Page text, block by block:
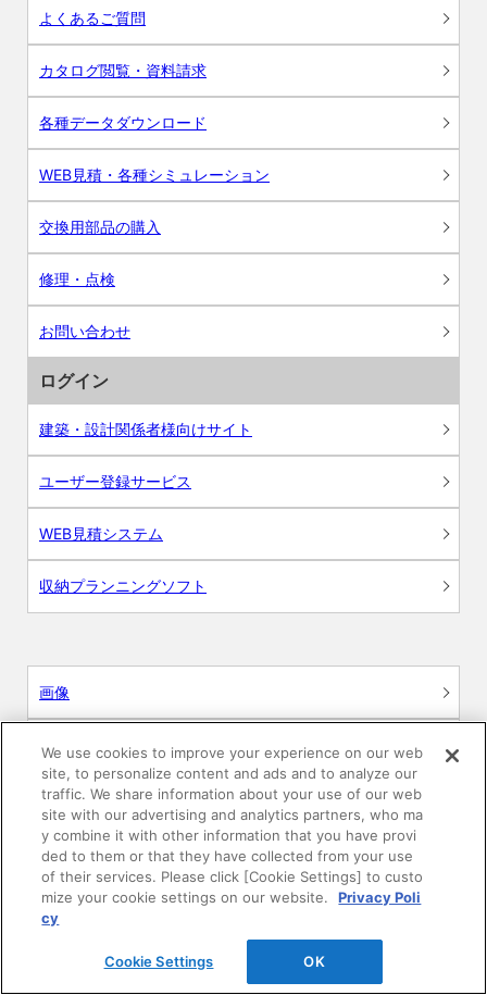
よくあるご質問
カタログ閲覧・資料請求
各種データダウンロード
WEB見積・各種シミュレーション
交換用部品の購入
修理・点検
お問い合わせ
ログイン
建築・設計関係者様向けサイト
ユーザー登録サービス
WEB見積システム
収納プランニングソフト
画像
CAD
BIM用テクスチャー
図面（PDF）
申請関係認定書類
施工・取扱説明書
We use cookies to improve your experience on our web
site, to personalize content and ads and to analyze our
traffic. We share information about your use of our web
site with our advertising and analytics partners, who ma
y combine it with other information that you have provi
ded to them or that they have collected from your use
of their services. Please click [Cookie Settings] to custo
mize your cookie settings on our website.
Privacy Poli
cy
Cookie Settings OK